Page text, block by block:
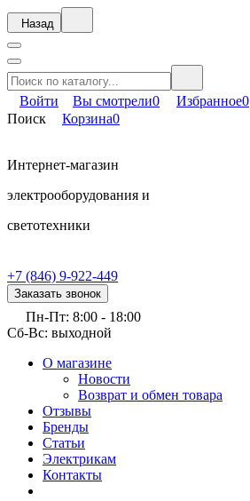
Назад
Войти Вы смотрели0 Избранное0
Поиск
Корзина0
Интернет-магазин
электрооборудования и
светотехники
+7 (846) 9-922-449
Заказать звонок
Пн-Пт: 8:00 - 18:00
Сб-Вс: выходной
О магазине
Новости
Возврат и обмен товара
Отзывы
Бренды
Статьи
Электрикам
Контакты